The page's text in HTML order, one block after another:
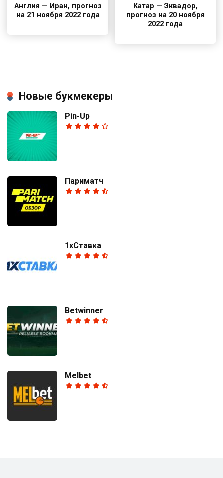
Англия — Иран, прогноз
на 21 ноября 2022 года
Катар — Эквадор,
прогноз на 20 ноября
2022 года
Новые букмекеры
Pin-Up
Париматч
1хСтавка
Betwinner
Melbet